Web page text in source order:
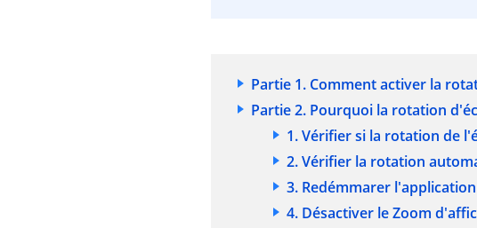
Partie 1. Comment activer la
Partie 2. Pourquoi la rotation
1. Vérifier si la rotation de
2. Vérifier la rotation
3. Redémmarer
4. Désactiver le Zoom